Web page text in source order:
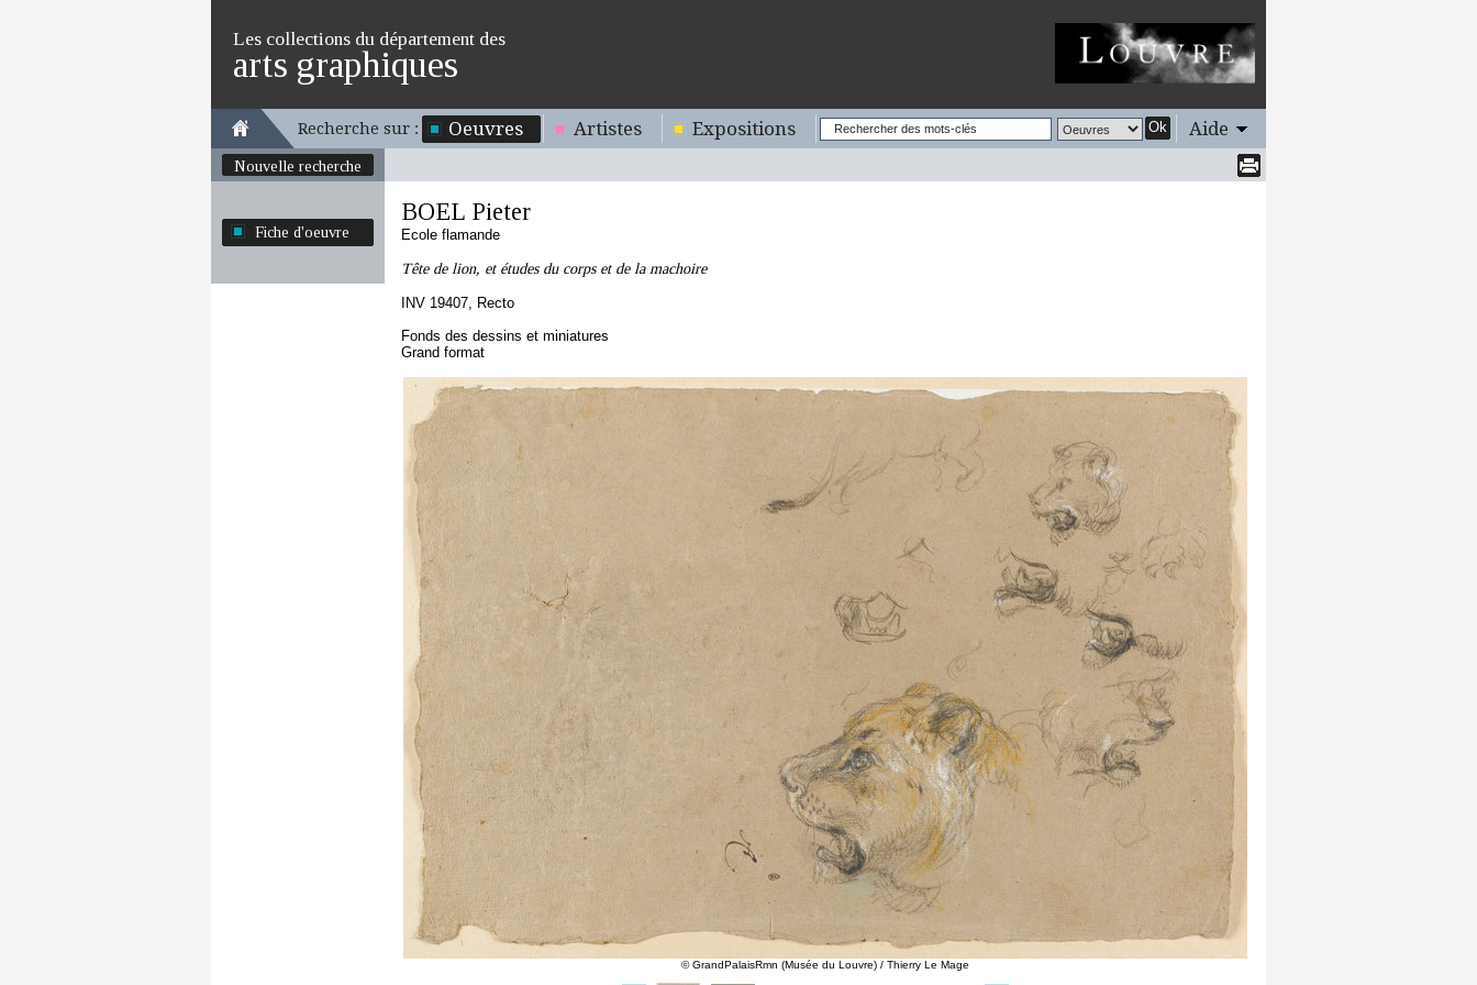
Les collections du département des
arts graphiques
Recherche sur : Oeuvres Artistes Expositions Ok Aide
Nouvelle recherche
Fiche d'oeuvre
BOEL Pieter
Ecole flamande
Tête de lion, et études du corps et de la machoire
INV 19407, Recto
Fonds des dessins et miniatures
Grand format
© GrandPalaisRmn (Musée du Louvre) / Thierry Le Mage